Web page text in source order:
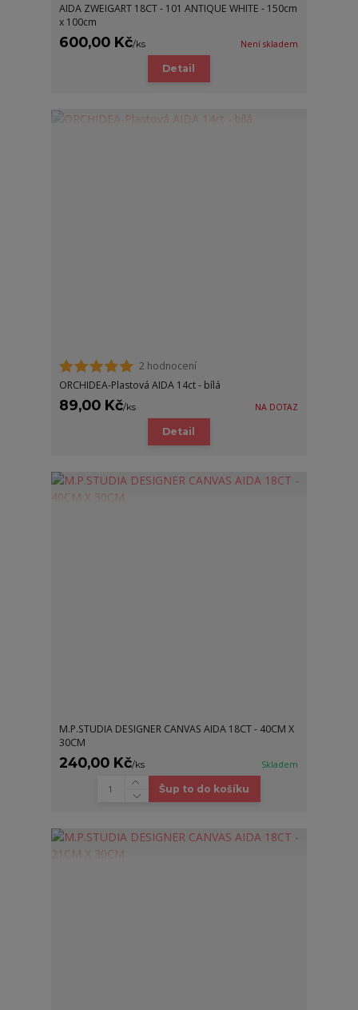
AIDA ZWEIGART 18CT - 101 ANTIQUE WHITE - 150cm
x 100cm
600,00 Kč/ks Není skladem
Detail
2 hodnocení
ORCHIDEA-Plastová AIDA 14ct - bílá
89,00 Kč/ks NA DOTAZ
Detail
M.P.STUDIA DESIGNER CANVAS AIDA 18CT - 40CM X
30CM
240,00 Kč/ks Skladem
Šup to do košíku